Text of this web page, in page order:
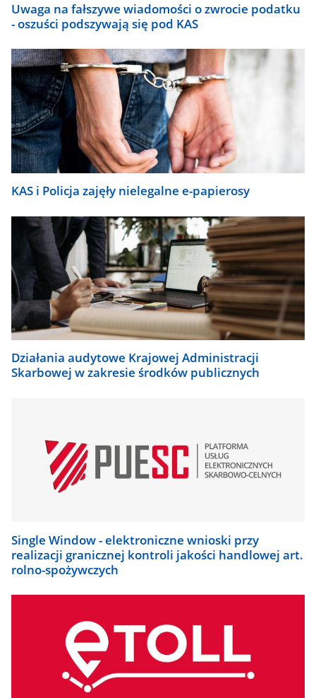
Uwaga na fałszywe wiadomości o zwrocie podatku
- oszuści podszywają się pod KAS
KAS i Policja zajęły nielegalne e-papierosy
Działania audytowe Krajowej Administracji
Skarbowej w zakresie środków publicznych
Single Window - elektroniczne wnioski przy
realizacji granicznej kontroli jakości handlowej art.
rolno-spożywczych